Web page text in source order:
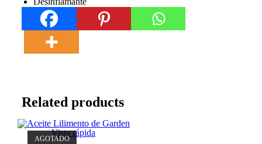
Related products
AGOTADO
Vista rápida